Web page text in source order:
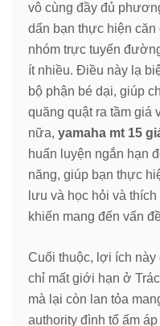
vô cùng đầy đủ
dấn bạn thực hiện căn
nhóm trực tuyến
ít nhiều. Điều này lạ
bộ phận bé dại, giúp
quăng quật ra tầm giá
nữa, yamaha mt 15
huấn luyện ngắn hạn
năng, giúp bạn thực
lưu và học hỏi và
khiến mang đến vấn
Cuối thuộc, lợi ích này
chỉ mất giới hạn ở
mà lại còn lan tỏa
authority đình tổ ấm